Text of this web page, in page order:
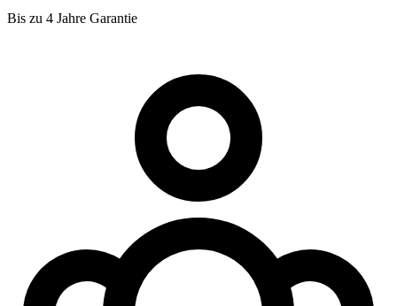
Bis zu 4 Jahre Garantie